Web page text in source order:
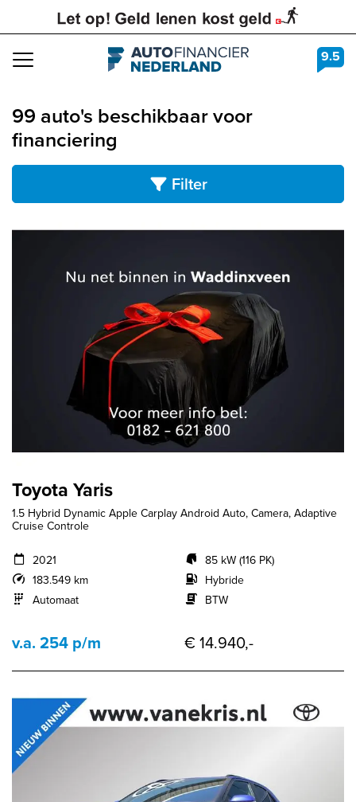
Navigation 9.5
99 auto's beschikbaar voor
financiering
Filter
Toyota Yaris
1.5 Hybrid Dynamic Apple Carplay Android Auto, Camera, Adaptive
Cruise Controle
2021
183.549 km
Automaat
85 kW (116 PK)
Hybride
BTW
v.a. 254 p/m € 14.940,-